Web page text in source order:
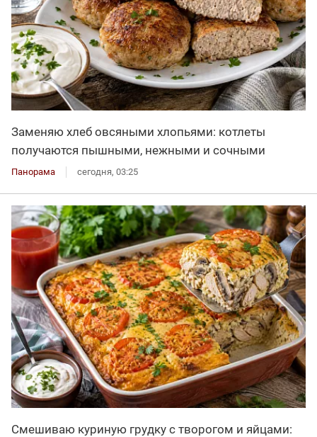
Заменяю хлеб овсяными хлопьями: котлеты
получаются пышными, нежными и сочными
Панорама сегодня, 03:25
Смешиваю куриную грудку с творогом и яйцами: